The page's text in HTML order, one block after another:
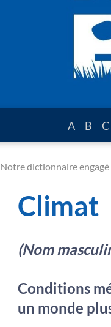
A B C
Notre dictionnaire engagé
Climat
(Nom
Conditions
un monde